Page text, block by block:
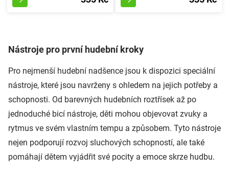
Nástroje pro první hudební kroky
Pro nejmenší hudební nadšence jsou k dispozici speciální
nástroje, které jsou navrženy s ohledem na jejich potřeby a
schopnosti. Od barevných hudebních roztřísek až po
jednoduché bicí nástroje, děti mohou objevovat zvuky a
rytmus ve svém vlastním tempu a způsobem. Tyto nástroje
nejen podporují rozvoj sluchových schopností, ale také
pomáhají dětem vyjádřit své pocity a emoce skrze hudbu.